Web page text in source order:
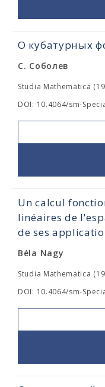
О кубатурных
С. Соболев
Studia Mathematica
DOI: 10.4064/sm-
Un calcul
linéaires de
de ses
Béla Nagy
Studia Mathematica
DOI: 10.4064/sm-